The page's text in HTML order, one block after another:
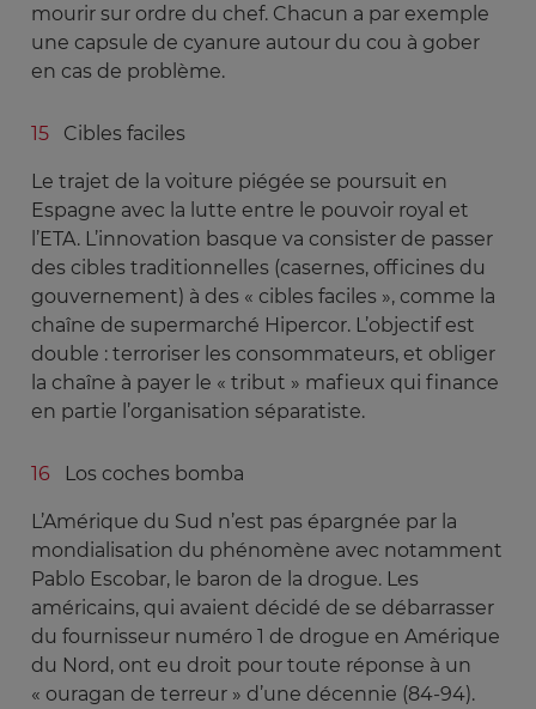
mourir sur ordre du chef. Chacun a par exemple
une capsule de cyanure autour du cou à gober
en cas de problème.
Cibles faciles
Le trajet de la voiture piégée se poursuit en
Espagne avec la lutte entre le pouvoir royal et
l’ETA. L’innovation basque va consister de passer
des cibles traditionnelles (casernes, officines du
gouvernement) à des « cibles faciles », comme la
chaîne de supermarché Hipercor. L’objectif est
double : terroriser les consommateurs, et obliger
la chaîne à payer le « tribut » mafieux qui finance
en partie l’organisation séparatiste.
Los coches bomba
L’Amérique du Sud n’est pas épargnée par la
mondialisation du phénomène avec notamment
Pablo Escobar, le baron de la drogue. Les
américains, qui avaient décidé de se débarrasser
du fournisseur numéro 1 de drogue en Amérique
du Nord, ont eu droit pour toute réponse à un
« ouragan de terreur » d’une décennie (84-94).